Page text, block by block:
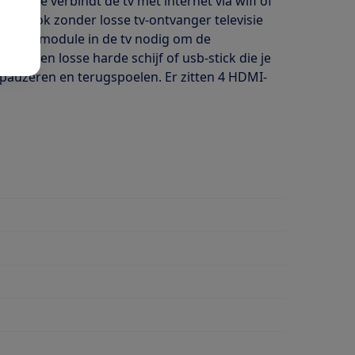
ook zonder losse tv-ontvanger televisie
CI+ module in de tv nodig om de
Via een losse harde schijf of usb-stick die je
en terugspoelen. Er zitten 4 HDMI-